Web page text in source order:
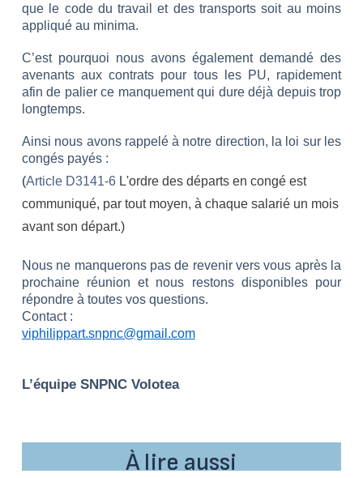
que le code du travail et des transports soit au moins
appliqué au minima.
C’est pourquoi nous avons également demandé des
avenants aux contrats pour tous les PU, rapidement
afin de palier ce manquement qui dure déjà depuis trop
longtemps.
Ainsi nous avons rappelé à notre direction, la loi sur les
congés payés :
(Article D3141-6 L'ordre des départs en congé est
communiqué, par tout moyen, à chaque salarié un mois
avant son départ.)
Nous ne manquerons pas de revenir vers vous après la
prochaine réunion et nous restons disponibles pour
répondre à toutes vos questions.
Contact :
viphilippart.snpnc@gmail.com
L’équipe SNPNC Volotea
À lire aussi